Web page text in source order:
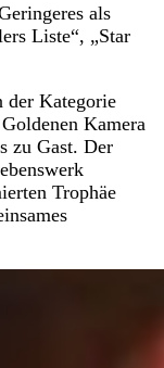
als
Liste“, „Star
der Kategorie
Kamera
zu Gast. Der
Trophäe